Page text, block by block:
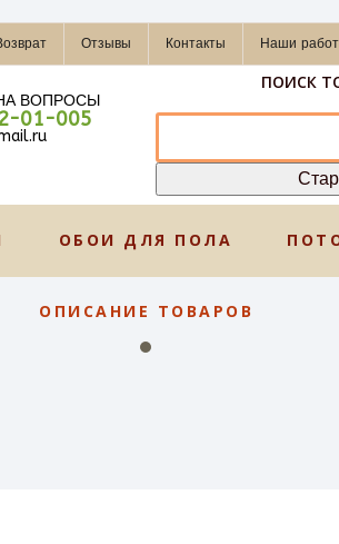
Отзывы Контакты Наши
ВОПРОСЫ
01-005
ПОИСК
ОБОИ ДЛЯ ПОЛА
ОПИСАНИЕ ТОВАРОВ